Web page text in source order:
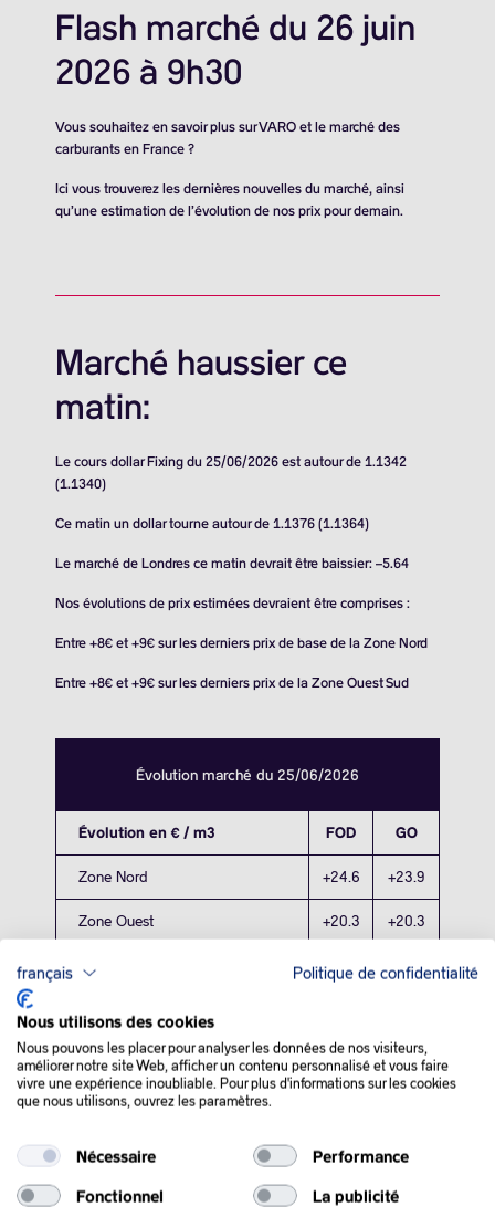
Flash marché du 26 juin
2026 à 9h30
Vous souhaitez en savoir plus sur VARO et le marché des
carburants en France ?
Ici vous trouverez les dernières nouvelles du marché, ainsi
qu’une estimation de l’évolution de nos prix pour demain.
Marché haussier ce
matin:
Le cours dollar Fixing du 25/06/2026 est autour de 1.1342
(1.1340)
Ce matin un dollar tourne autour de 1.1376 (1.1364)
Le marché de Londres ce matin devrait être baissier: –5.64
Nos évolutions de prix estimées devraient être comprises :
Entre +8€ et +9€ sur les derniers prix de base de la Zone Nord
Entre +8€ et +9€ sur les derniers prix de la Zone Ouest Sud
Évolution marché du 25/06/2026
Évolution en € / m3 FOD GO
Zone Nord +24.6 +23.9
Zone Ouest +20.3 +20.3
Zone Sud +20 +24.1
QUE SE PASSE-T-IL
DANS LE MONDE :
français Politique de confidentialité
Nous utilisons des cookies
Nous pouvons les placer pour analyser les données de nos visiteurs,
améliorer notre site Web, afficher un contenu personnalisé et vous faire
vivre une expérience inoubliable. Pour plus d'informations sur les cookies
que nous utilisons, ouvrez les paramètres.
Nécessaire Performance
Fonctionnel La publicité